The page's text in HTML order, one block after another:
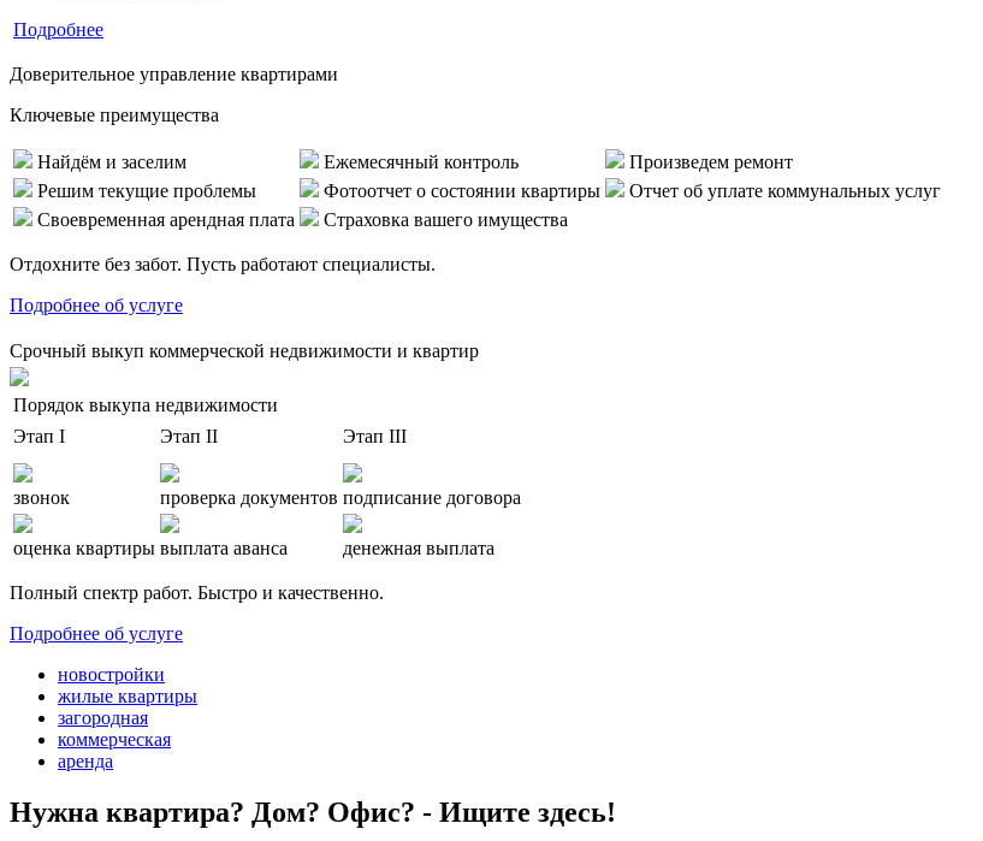
Подробнее
Доверительное управление квартирами
Ключевые преимущества
Найдём и заселим Ежемесячный контроль
Произведем ремонт
Решим текущие проблемы
Фотоотчет о состоянии квартиры
Отчет об уплате коммунальных услуг
Своевременная арендная плата
Страховка вашего имущества
Отдохните без забот. Пусть работают специалисты.
Подробнее об услуге
Срочный выкуп коммерческой недвижимости и квартир
Порядок выкупа недвижимости
Этап I
Этап II Этап III
звонок проверка документов подписание договора
оценка квартиры выплата аванса денежная выплата
Полный спектр работ. Быстро и качественно.
Подробнее об услуге
новостройки
жилые квартиры
загородная
коммерческая
аренда
Нужна квартира? Дом? Офис? - Ищите здесь!